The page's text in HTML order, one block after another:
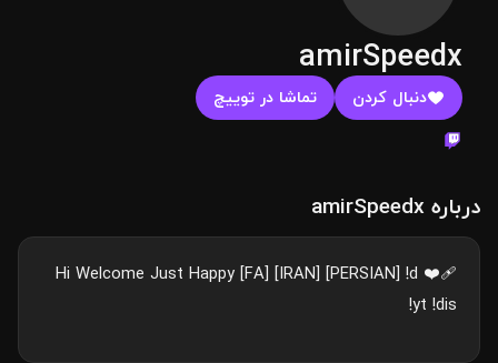
amirSpeedx
دنبال کردن تماشا در توییچ
درباره amirSpeedx
❤️‍🩹 Hi Welcome Just Happy [FA] [IRAN] [PERSIAN] !d
!yt !dis